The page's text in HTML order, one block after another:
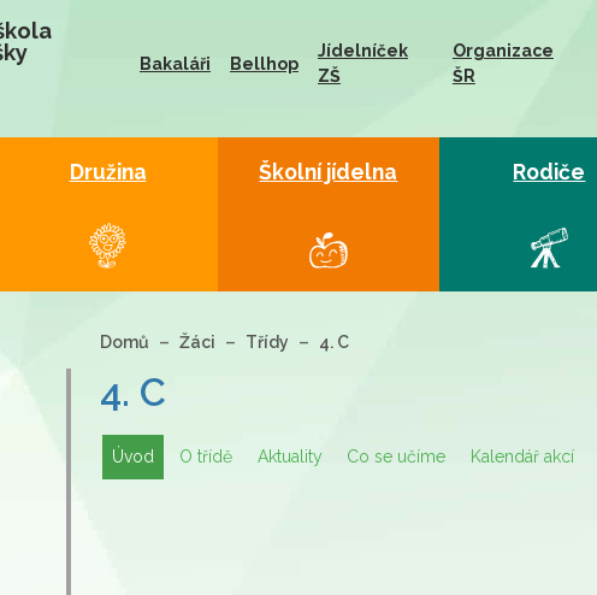
Bakaláři Bellhop
Jídelníček
ZŠ
Organizace
ŠR
Družina Školní jídelna Rodiče
Domů Žáci Třídy 4. C
4. C
Úvod O třídě Aktuality Co se učíme Kalendář akcí